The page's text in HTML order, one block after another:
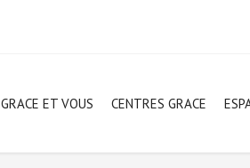
GRACE ET VOUS CENTRES GRACE